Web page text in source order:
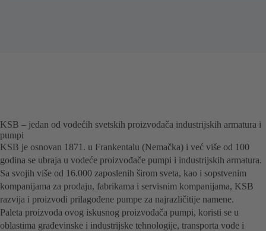
KSB – jedan od vodećih svetskih proizvođača industrijskih armatura i
pumpi
KSB je osnovan 1871. u Frankentalu (Nemačka) i već više od 100
godina se ubraja u vodeće proizvođače pumpi i industrijskih armatura.
Sa svojih više od 16.000 zaposlenih širom sveta, kao i sopstvenim
kompanijama za prodaju, fabrikama i servisnim kompanijama, KSB
razvija i proizvodi prilagođene pumpe za najrazličitije namene.
Paleta proizvoda ovog iskusnog proizvođača pumpi, koristi se u
oblastima građevinske i industrijske tehnologije, transporta vode i